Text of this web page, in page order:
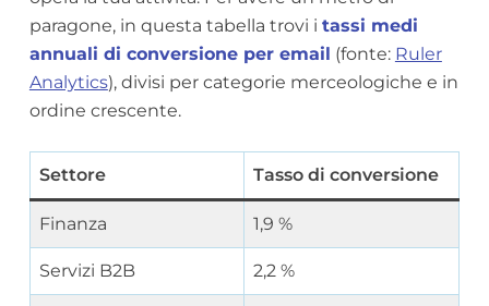
paragone, in questa tabella trovi i tassi medi
annuali di conversione per email (fonte: Ruler
Analytics), divisi per categorie merceologiche e in
ordine crescente.
Settore Tasso di conversione
Finanza 1,9 %
Servizi B2B 2,2 %